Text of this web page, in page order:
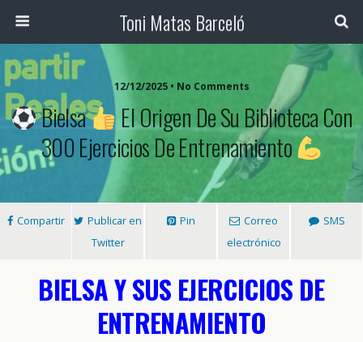
Toni Matas Barceló
12/12/2025 • No Comments
Bielsa
El Origen De Su Biblioteca Con
300 Ejercicios De Entrenamiento
Compartir
Publicar en
Twitter
Pin
Correo
electrónico
SMS
BIELSA Y SUS EJERCICIOS DE
ENTRENAMIENTO